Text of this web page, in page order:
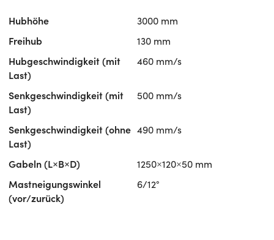
Hubhöhe 3000 mm
Freihub 130 mm
Hubgeschwindigkeit (mit
Last)
460 mm/s
Senkgeschwindigkeit (mit
Last)
500 mm/s
Senkgeschwindigkeit (ohne
Last)
490 mm/s
Gabeln (L×B×D) 1250×120×50 mm
Mastneigungswinkel
(vor/zurück)
6/12°